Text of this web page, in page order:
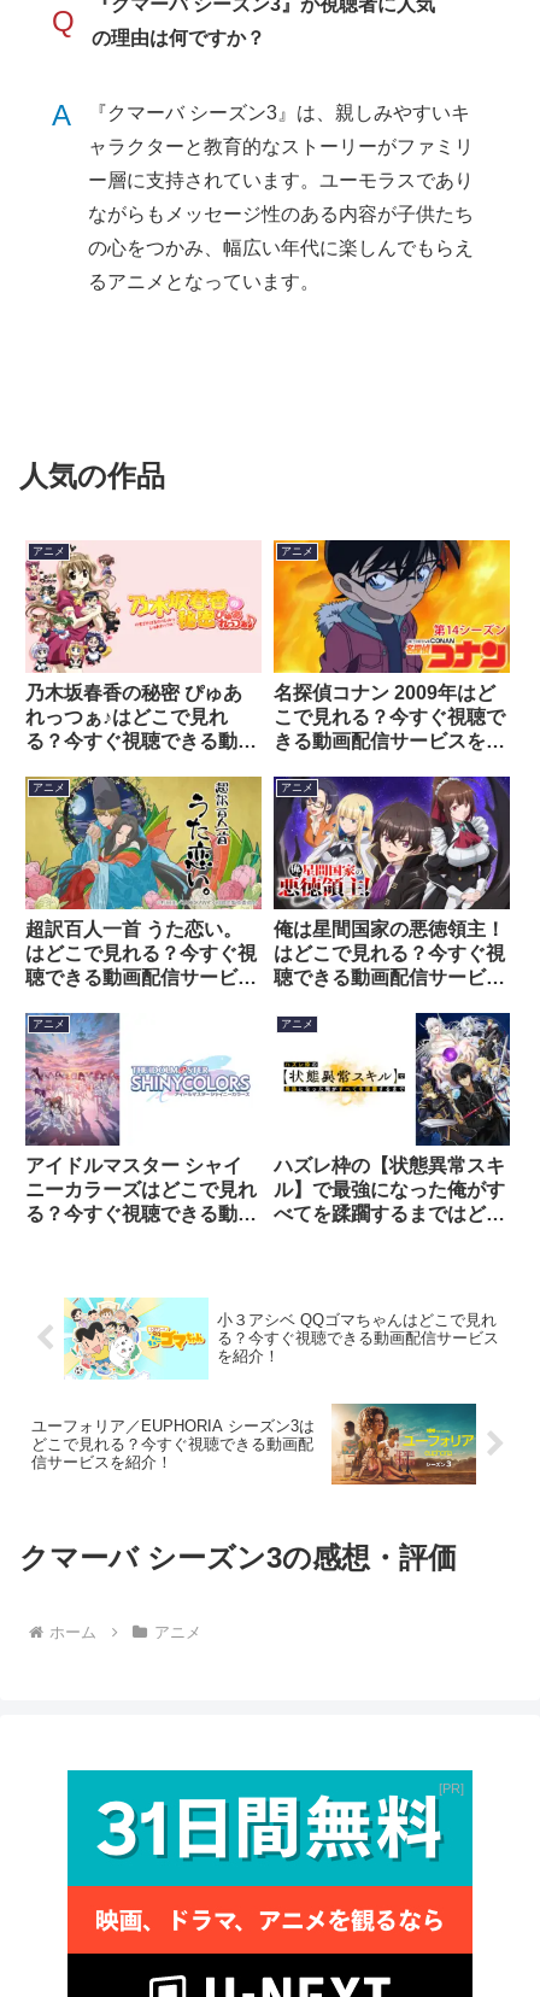
Q
の理由は何ですか？
A
『クマーバ シーズン3』は、親しみやすいキ
ャラクターと教育的なストーリーがファミリ
ー層に支持されています。ユーモラスであり
ながらもメッセージ性のある内容が子供たち
の心をつかみ、幅広い年代に楽しんでもらえ
るアニメとなっています。
人気の作品
アニメ
乃木坂春香の秘密 ぴゅあ
れっつぁ♪はどこで見れ
る？今すぐ視聴できる動画
アニメ
名探偵コナン 2009年はど
こで見れる？今すぐ視聴で
きる動画配信サービスを紹
アニメ
超訳百人一首 うた恋い。
はどこで見れる？今すぐ視
聴できる動画配信サービス
アニメ
俺は星間国家の悪徳領主！
はどこで見れる？今すぐ視
聴できる動画配信サービス
アニメ
アイドルマスター シャイ
ニーカラーズはどこで見れ
る？今すぐ視聴できる動画
アニメ
ハズレ枠の【状態異常スキ
ル】で最強になった俺がす
べてを蹂躙するまではどこ
小３アシベ QQゴマちゃんはどこで見れ
る？今すぐ視聴できる動画配信サービス
を紹介！
ユーフォリア／EUPHORIA シーズン3は
どこで見れる？今すぐ視聴できる動画配
信サービスを紹介！
クマーバ シーズン3の感想・評価
ホーム アニメ
PR